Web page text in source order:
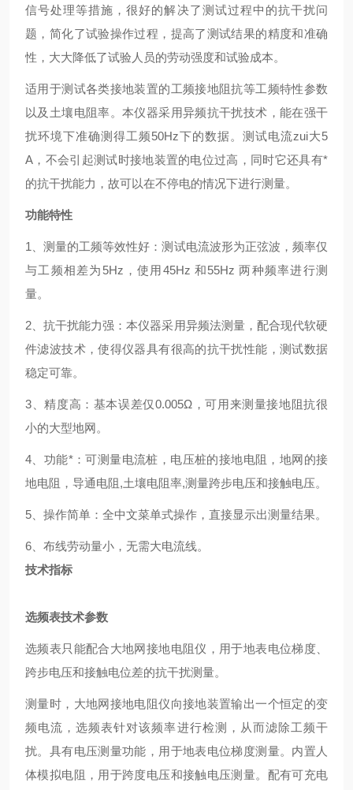
信号处理等措施，很好的解决了测试过程中的抗干扰问
题，简化了试验操作过程，提高了测试结果的精度和准确
性，大大降低了试验人员的劳动强度和试验成本。
适用于测试各类接地装置的工频接地阻抗等工频特性参数
以及土壤电阻率。本仪器采用异频抗干扰技术，能在强干
扰环境下准确测得工频50Hz下的数据。测试电流zui大5
A，不会引起测试时接地装置的电位过高，同时它还具有*
的抗干扰能力，故可以在不停电的情况下进行测量。
功能特性
1、测量的工频等效性好：测试电流波形为正弦波，频率仅
与工频相差为5Hz，使用45Hz 和55Hz 两种频率进行测
量。
2、抗干扰能力强：本仪器采用异频法测量，配合现代软硬
件滤波技术，使得仪器具有很高的抗干扰性能，测试数据
稳定可靠。
3、精度高：基本误差仅0.005Ω，可用来测量接地阻抗很
小的大型地网。
4、功能*：可测量电流桩，电压桩的接地电阻，地网的接
地电阻，导通电阻,土壤电阻率,测量跨步电压和接触电压。
5、操作简单：全中文菜单式操作，直接显示出测量结果。
6、布线劳动量小，无需大电流线。
技术指标
选频表技术参数
选频表只能配合大地网接地电阻仪，用于地表电位梯度、
跨步电压和接触电位差的抗干扰测量。
测量时，大地网接地电阻仪向接地装置输出一个恒定的变
频电流，选频表针对该频率进行检测，从而滤除工频干
扰。具有电压测量功能，用于地表电位梯度测量。内置人
体模拟电阻，用于跨度电压和接触电压测量。配有可充电